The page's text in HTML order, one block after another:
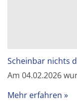
Scheinbar nichts
Am 04.02.2026
Mehr erfahren